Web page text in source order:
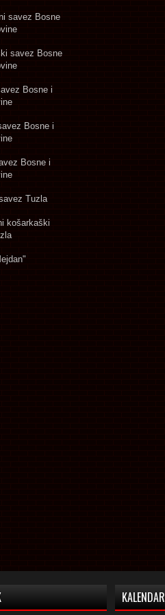
savez Bosne
savez Bosne
Bosne i
Bosne i
Bosne i
Tuzla
košarkaški
KALENDAR